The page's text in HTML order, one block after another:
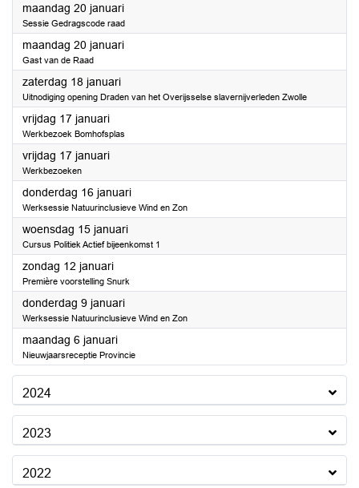
maandag 20 januari2025
Sessie Gedragscode raad
maandag 20 januari2025
Gast van de Raad
zaterdag 18 januari2025
Uitnodiging opening Draden van het Overijsselse slavernijverleden Zwolle
vrijdag 17 januari2025
Werkbezoek Bomhofsplas
vrijdag 17 januari2025
Werkbezoeken
donderdag 16 januari2025
Werksessie Natuurinclusieve Wind en Zon
woensdag 15 januari2025
Cursus Politiek Actief bijeenkomst 1
zondag 12 januari2025
Première voorstelling Snurk
donderdag 9 januari2025
Werksessie Natuurinclusieve Wind en Zon
maandag 6 januari2025
Nieuwjaarsreceptie Provincie
2024
2023
2022